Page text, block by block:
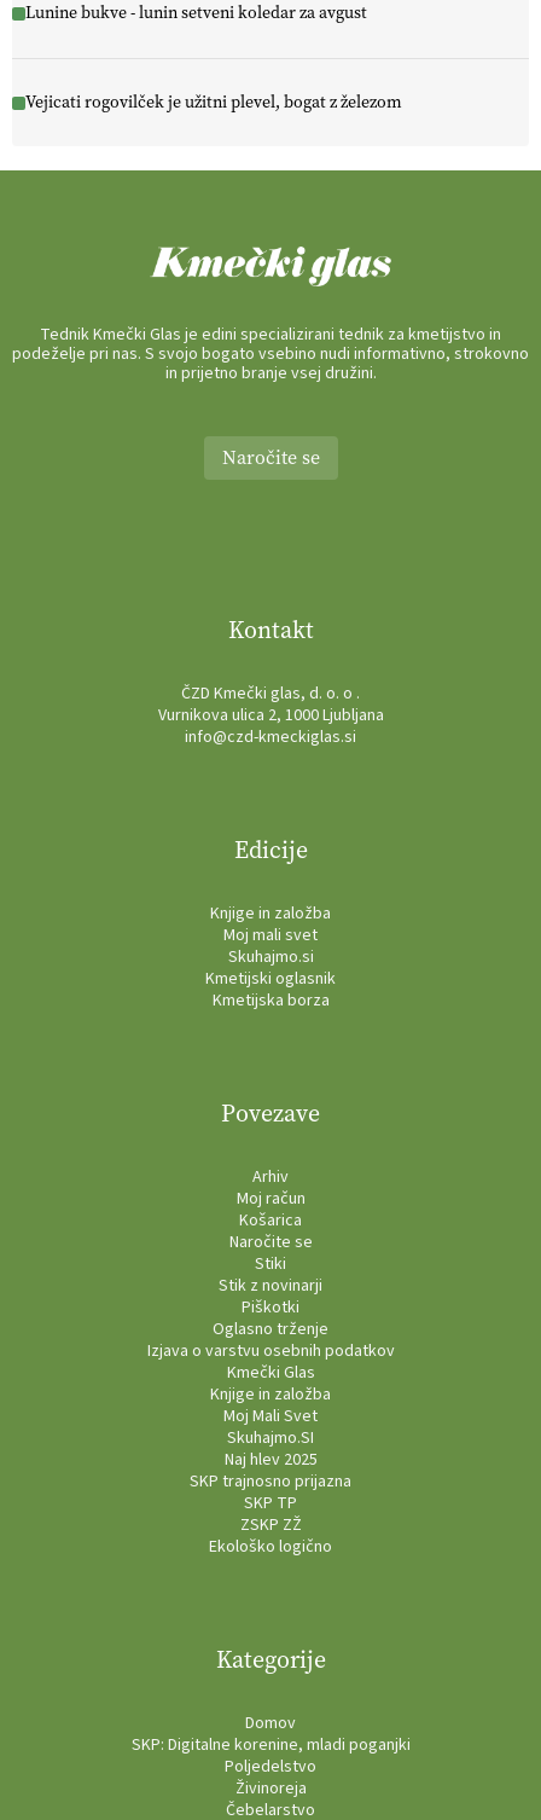
Lunine bukve - lunin setveni koledar za avgust
Vejicati rogovilček je užitni plevel, bogat z železom
Tednik Kmečki Glas je edini specializirani tednik za kmetijstvo in
podeželje pri nas. S svojo bogato vsebino nudi informativno, strokovno
in prijetno branje vsej družini.
Naročite se
Kontakt
ČZD Kmečki glas, d. o. o .
Vurnikova ulica 2, 1000 Ljubljana
info@czd-kmeckiglas.si
Edicije
Knjige in založba
Moj mali svet
Skuhajmo.si
Kmetijski oglasnik
Kmetijska borza
Povezave
Arhiv
Moj račun
Košarica
Naročite se
Stiki
Stik z novinarji
Piškotki
Oglasno trženje
Izjava o varstvu osebnih podatkov
Kmečki Glas
Knjige in založba
Moj Mali Svet
Skuhajmo.SI
Naj hlev 2025
SKP trajnosno prijazna
SKP TP
ZSKP ZŽ
Ekološko logično
Kategorije
Domov
SKP: Digitalne korenine, mladi poganjki
Poljedelstvo
Živinoreja
Čebelarstvo